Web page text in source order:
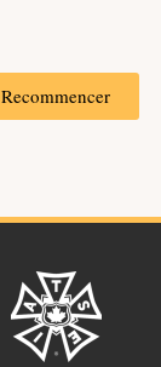
Recommencer